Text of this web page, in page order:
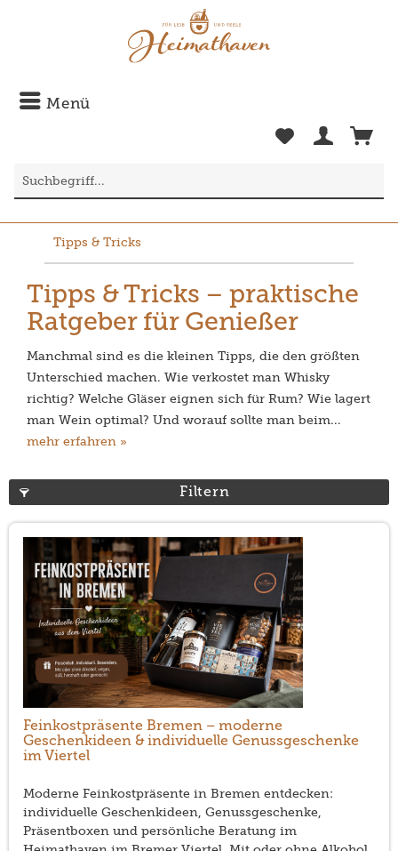
Menü
Tipps & Tricks
Tipps & Tricks – praktische
Ratgeber für Genießer
Manchmal sind es die kleinen Tipps, die den größten
Unterschied machen. Wie verkostet man Whisky
richtig? Welche Gläser eignen sich für Rum? Wie lagert
man Wein optimal? Und worauf sollte man beim...
mehr erfahren »
Filtern
Feinkostpräsente Bremen – moderne
Geschenkideen & individuelle Genussgeschenke
im Viertel
Moderne Feinkostpräsente in Bremen entdecken:
individuelle Geschenkideen, Genussgeschenke,
Präsentboxen und persönliche Beratung im